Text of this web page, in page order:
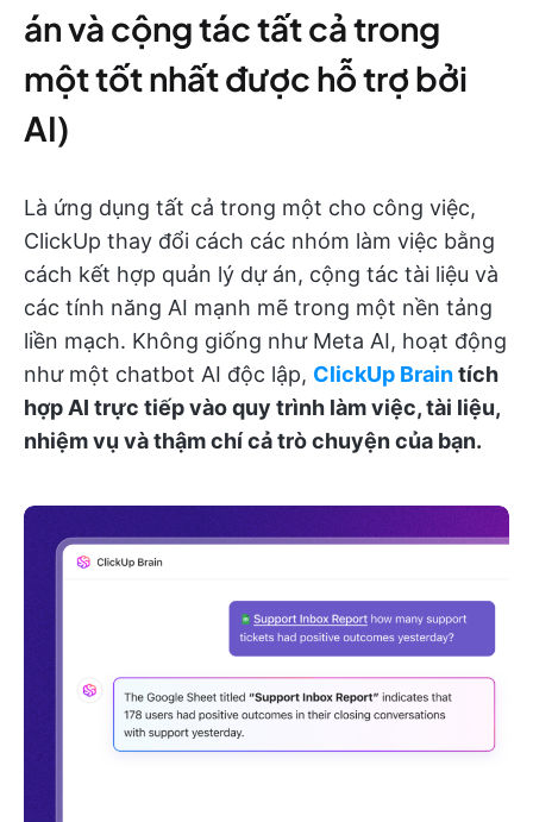
án và cộng tác tất cả trong
một tốt nhất được hỗ trợ bởi
AI)
Là ứng dụng tất cả trong một cho công việc,
ClickUp thay đổi cách các nhóm làm việc bằng
cách kết hợp quản lý dự án, cộng tác tài liệu và
các tính năng AI mạnh mẽ trong một nền tảng
liền mạch. Không giống như Meta AI, hoạt động
như một chatbot AI độc lập, ClickUp Braintích
hợp AI trực tiếp vào quy trình làm việc, tài liệu,
nhiệm vụ và thậm chí cả trò chuyện của bạn.